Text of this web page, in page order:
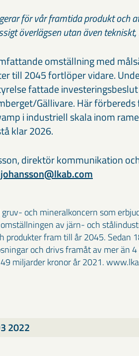
för vår framtida produkt och
överlägsen utan även tekniskt,
omställning med
till 2045 fortlöper vidare.
fattade
Gällivare. Här
i industriell skala inom
klar 2026.
direktör kommunikation
och mineralkoncern som
av järn- och
produkter fram till år 2045. Sedan
och drivs framåt av mer än
miljarder kronor år 2021.
2022